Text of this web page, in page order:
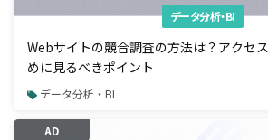
データ分析・BI
Webサイトの競合調査の方法は？アクセ
めに見るべきポイント
データ分析・BI
AD